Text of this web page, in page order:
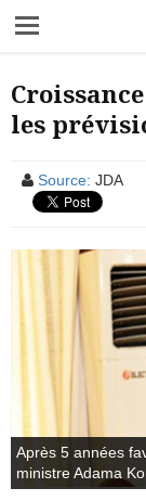
les
Source: JDA
Après 5 années
ministre Adama